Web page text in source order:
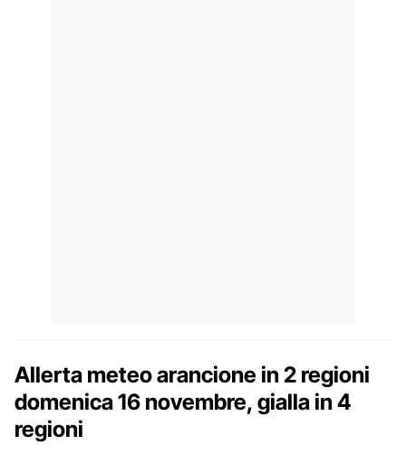
Allerta meteo arancione in 2 regioni
domenica 16 novembre, gialla in 4
regioni